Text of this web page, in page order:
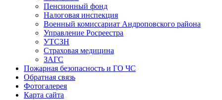
Пенсионный фонд
Налоговая инспекция
Военный комиссариат Андроповского района
Управление Росреестра
УТСЗН
Страховая медицина
ЗАГС
Пожарная безопасность и ГО ЧС
Обратная связь
Фотогалерея
Карта сайта